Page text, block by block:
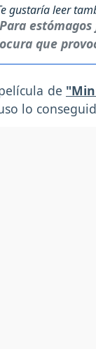
gustaría leer
que
de
lo